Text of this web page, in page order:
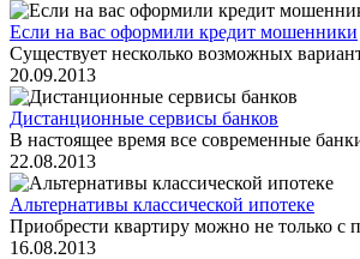
Если на вас оформили кредит мошенники
Существует несколько возможных
20.09.2013
Дистанционные сервисы банков
В настоящее время все современные
22.08.2013
Альтернативы классической ипотеке
Приобрести квартиру можно не только
16.08.2013